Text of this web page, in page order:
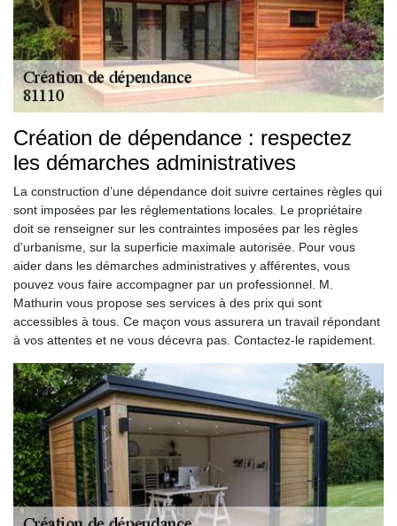
Création de dépendance : respectez
les démarches administratives
La construction d’une dépendance doit suivre certaines règles qui
sont imposées par les réglementations locales. Le propriétaire
doit se renseigner sur les contraintes imposées par les règles
d’urbanisme, sur la superficie maximale autorisée. Pour vous
aider dans les démarches administratives y afférentes, vous
pouvez vous faire accompagner par un professionnel. M.
Mathurin vous propose ses services à des prix qui sont
accessibles à tous. Ce maçon vous assurera un travail répondant
à vos attentes et ne vous décevra pas. Contactez-le rapidement.